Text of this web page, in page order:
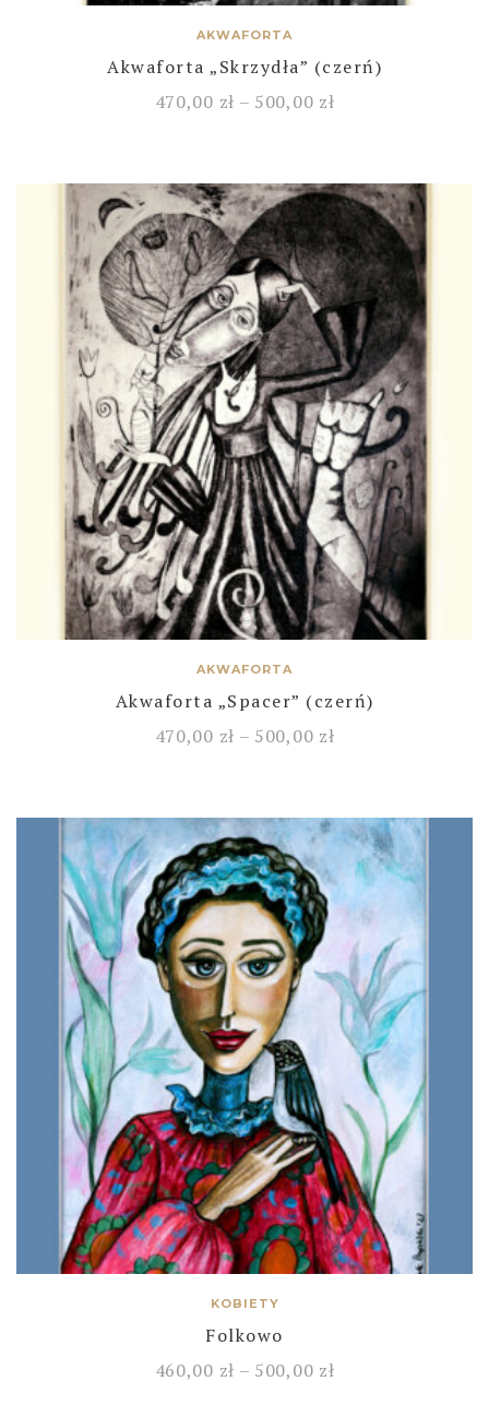
AKWAFORTA
Akwaforta „Skrzydła” (czerń)
470,00 zł – 500,00 zł
AKWAFORTA
Akwaforta „Spacer” (czerń)
470,00 zł – 500,00 zł
KOBIETY
Folkowo
460,00 zł – 500,00 zł